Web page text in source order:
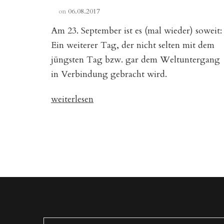
on 06.08.2017
Am 23. September ist es (mal wieder) soweit:
Ein weiterer Tag, der nicht selten mit dem
jüngsten Tag bzw. gar dem Weltuntergang
in Verbindung gebracht wird.
„Was
weiterlesen